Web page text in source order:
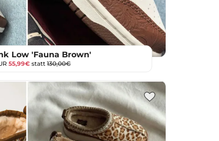
Low 'Fauna Brown'
55,99€ statt 130,00€